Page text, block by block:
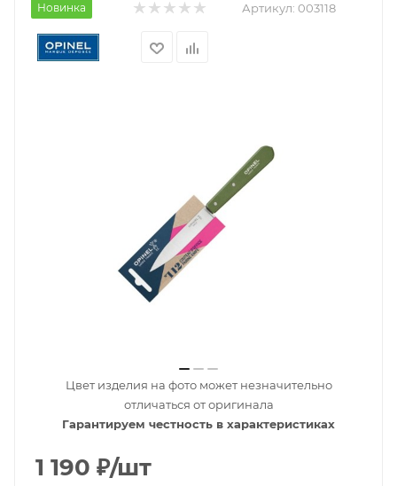
Новинка Артикул: 003118
Цвет изделия на фото может незначительно
отличаться от оригинала
Гарантируем честность в характеристиках
1 190 ₽/шт